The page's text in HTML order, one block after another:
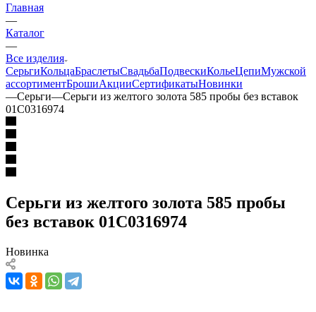
Главная
—
Каталог
—
Все изделия
СерьгиКольцаБраслетыСвадьбаПодвескиКольеЦепиМужской
ассортиментБрошиАкцииСертификатыНовинки
—Серьги—Серьги из желтого золота 585 пробы без вставок
01С0316974
Серьги из желтого золота 585 пробы
без вставок 01С0316974
Новинка